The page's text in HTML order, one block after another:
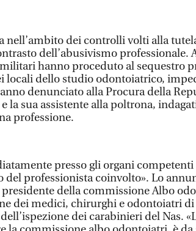
nell’ambito dei controlli volti alla
dell’abusivismo professionale.
hanno proceduto al sequestro
locali dello studio odontoiatrico,
denunciato alla Procura della
la sua assistente alla poltrona,
professione.
presso gli organi competenti
del professionista coinvolto». Lo
della commissione Albo
dei medici, chirurghi e odontoiatri di
dei carabinieri del Nas.